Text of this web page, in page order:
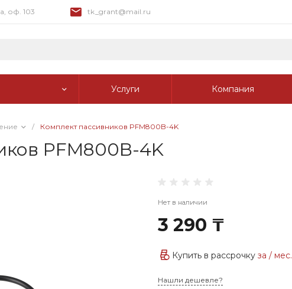
оф. 103 tk_grant@mail.ru
Услуги Компания
/ Комплект пассивников PFM800B-4K
PFM800B-4K
Нет в наличии
3 290 ₸
Купить в рассрочкуза/ мес.
Нашли дешевле?